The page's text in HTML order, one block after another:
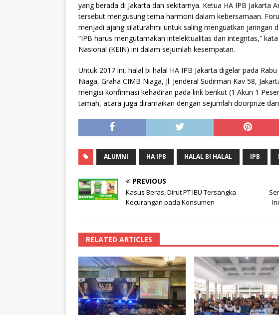
yang berada di Jakarta dan sekitarnya. Ketua HA IPB Jakarta
tersebut mengusung tema harmoni dalam kebersamaan.
menjadi ajang silaturahmi untuk saling menguatkan jaringan
“IPB harus mengutamakan intelektualitas dan integritas,”
Nasional (KEIN) ini dalam sejumlah kesempatan.
Untuk 2017 ini, halal bi halal HA IPB Jakarta digelar pada
Niaga, Graha CIMB Niaga, Jl. Jenderal Sudirman Kav 58,
mengisi konfirmasi kehadiran pada link berikut (1 Akun 1
tamah, acara juga diramaikan dengan sejumlah doorprize
ALUMNI HA IPB HALAL BI HALAL IPB
PREVIOUS
Kasus Beras, Dirut PT IBU Tersangka
Kecurangan pada Konsumen
RELATED ARTICLES